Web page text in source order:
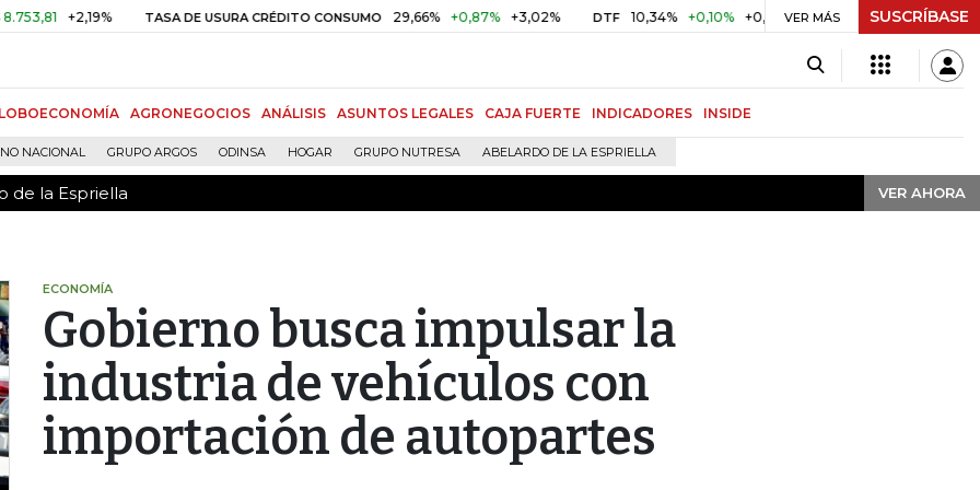
+2,19% TASA DE USURA CRÉDITO CONSUMO 29,66% +0,87% +3,02% DTF 10,34% +0,10% +0,98% UVR $ 416,91 +$ 0,05
VER MÁS SUSCRÍBASE
AGRONEGOCIOS ANÁLISIS ASUNTOS LEGALES CAJA FUERTE INDICADORES INSIDE
NACIONAL GRUPO ARGOS ODINSA HOGAR GRUPO NUTRESA ABELARDO DE LA ESPRIELLA
de la Espriella VER AHORA
la Espriella VER AHORA
ECONOMÍA
Gobierno busca impulsar la
industria de vehículos con
importación de autopartes